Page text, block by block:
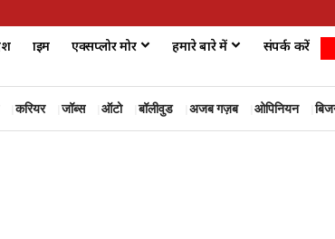
क्राइम एक्सप्लोर मोर हमारे बारे में संपर्क करें
करियर जॉब्स ऑटो बॉलीवुड अजब गज़ब ओपिनियन